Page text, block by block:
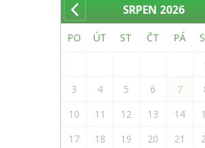
SRPEN 2026
PO ÚT ST ČT PÁ
3
4 5 6 7
10
11 12 13 14
17
18 19 20 21